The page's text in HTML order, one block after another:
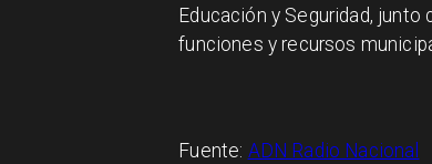
Educación y Seguridad,
funciones y recursos
Fuente: ADN Radio Nacional